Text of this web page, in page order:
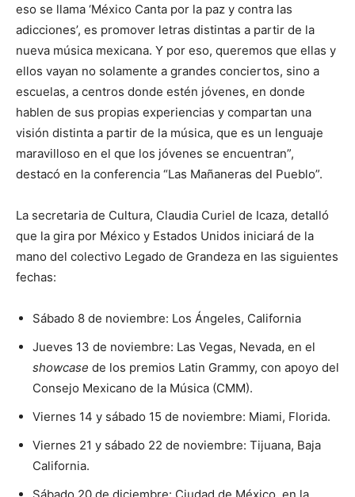
eso se llama ‘México Canta por la paz y contra las
adicciones’, es promover letras distintas a partir de la
nueva música mexicana. Y por eso, queremos que ellas y
ellos vayan no solamente a grandes conciertos, sino a
escuelas, a centros donde estén jóvenes, en donde
hablen de sus propias experiencias y compartan una
visión distinta a partir de la música, que es un lenguaje
maravilloso en el que los jóvenes se encuentran”,
destacó en la conferencia “Las Mañaneras del Pueblo”.
La secretaria de Cultura, Claudia Curiel de Icaza, detalló
que la gira por México y Estados Unidos iniciará de la
mano del colectivo Legado de Grandeza en las siguientes
fechas:
Sábado 8 de noviembre: Los Ángeles, California
Jueves 13 de noviembre: Las Vegas, Nevada, en el
showcase de los premios Latin Grammy, con apoyo del
Consejo Mexicano de la Música (CMM).
Viernes 14 y sábado 15 de noviembre: Miami, Florida.
Viernes 21 y sábado 22 de noviembre: Tijuana, Baja
California.